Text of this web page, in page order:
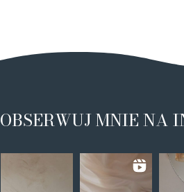
OBSERWUJ MNIE NA